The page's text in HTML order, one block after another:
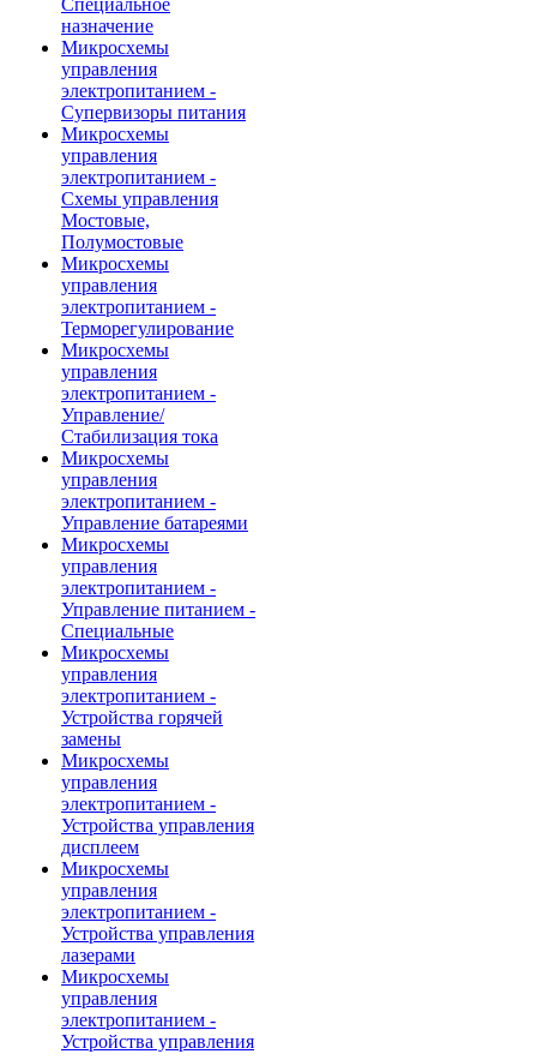
Специальное
назначение
Микросхемы
управления
электропитанием -
Супервизоры питания
Микросхемы
управления
электропитанием -
Схемы управления
Мостовые,
Полумостовые
Микросхемы
управления
электропитанием -
Терморегулирование
Микросхемы
управления
электропитанием -
Управление/
Стабилизация тока
Микросхемы
управления
электропитанием -
Управление батареями
Микросхемы
управления
электропитанием -
Управление питанием -
Специальные
Микросхемы
управления
электропитанием -
Устройства горячей
замены
Микросхемы
управления
электропитанием -
Устройства управления
дисплеем
Микросхемы
управления
электропитанием -
Устройства управления
лазерами
Микросхемы
управления
электропитанием -
Устройства управления